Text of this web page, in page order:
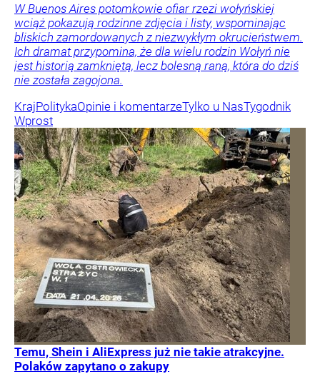
W Buenos Aires potomkowie ofiar rzezi wołyńskiej
wciąż pokazują rodzinne zdjęcia i listy, wspominając
bliskich zamordowanych z niezwykłym okrucieństwem.
Ich dramat przypomina, że dla wielu rodzin Wołyń nie
jest historią zamkniętą, lecz bolesną raną, która do dziś
nie została zagojona.
KrajPolitykaOpinie i komentarzeTylko u NasTygodnik
Wprost
Temu, Shein i AliExpress już nie takie atrakcyjne.
Polaków zapytano o zakupy